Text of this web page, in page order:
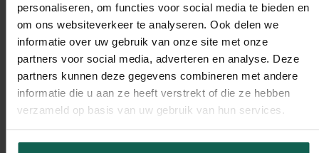
personaliseren, om functies voor social media te bieden en
om ons websiteverkeer te analyseren. Ook delen we
informatie over uw gebruik van onze site met onze
partners voor social media, adverteren en analyse. Deze
partners kunnen deze gegevens combineren met andere
informatie die u aan ze heeft verstrekt of die ze hebben
verzameld op basis van uw gebruik van hun services.
logo kun je rekening houden met niet teveel
kleurgebruik en/of de betekenis van kleuren. Zorg dat
je branding klopt; een belofte, emotie en heldere
boodschap. Hoe beter je wordt herkent, hoe beter
mensen je onthouden.
Een event organiseren is mogelijk van zeer klein